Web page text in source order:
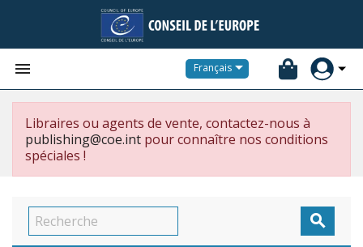
 Français
Libraires ou agents de vente, contactez-nous à
publishing@coe.int pour connaître nos conditions
spéciales !
